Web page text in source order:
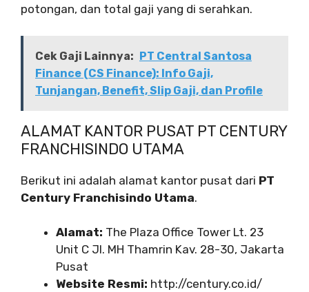
potongan, dan total gaji yang di serahkan.
Cek Gaji Lainnya: PT Central Santosa
Finance (CS Finance): Info Gaji,
Tunjangan, Benefit, Slip Gaji, dan Profile
ALAMAT KANTOR PUSAT PT CENTURY
FRANCHISINDO UTAMA
Berikut ini adalah alamat kantor pusat dari PT
Century Franchisindo Utama.
Alamat: The Plaza Office Tower Lt. 23
Unit C Jl. MH Thamrin Kav. 28-30, Jakarta
Pusat
Website Resmi: http://century.co.id/